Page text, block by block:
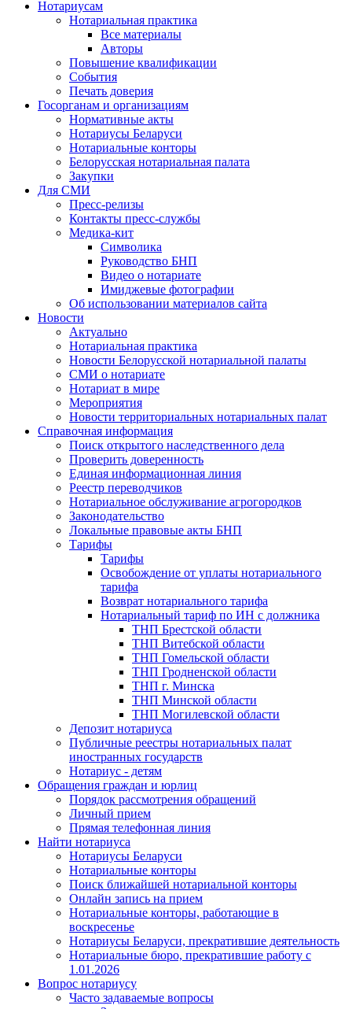
Нотариусам
Нотариальная практика
Все материалы
Авторы
Повышение квалификации
События
Печать доверия
Госорганам и организациям
Нормативные акты
Нотариусы Беларуси
Нотариальные конторы
Белорусская нотариальная палата
Закупки
Для СМИ
Пресс-релизы
Контакты пресс-службы
Медика-кит
Символика
Руководство БНП
Видео о нотариате
Имиджевые фотографии
Об использовании материалов сайта
Новости
Актуально
Нотариальная практика
Новости Белорусской нотариальной палаты
СМИ о нотариате
Нотариат в мире
Мероприятия
Новости территориальных нотариальных палат
Справочная информация
Поиск открытого наследственного дела
Проверить доверенность
Единая информационная линия
Реестр переводчиков
Нотариальное обслуживание агрогородков
Законодательство
Локальные правовые акты БНП
Тарифы
Тарифы
Освобождение от уплаты нотариального
тарифа
Возврат нотариального тарифа
Нотариальный тариф по ИН с должника
ТНП Брестской области
ТНП Витебской области
ТНП Гомельской области
ТНП Гродненской области
ТНП г. Минска
ТНП Минской области
ТНП Могилевской области
Депозит нотариуса
Публичные реестры нотариальных палат
иностранных государств
Нотариус - детям
Обращения граждан и юрлиц
Порядок рассмотрения обращений
Личный прием
Прямая телефонная линия
Найти нотариуса
Нотариусы Беларуси
Нотариальные конторы
Поиск ближайшей нотариальной конторы
Онлайн запись на прием
Нотариальные конторы, работающие в
воскресенье
Нотариусы Беларуси, прекратившие деятельность
Нотариальные бюро, прекратившие работу с
1.01.2026
Вопрос нотариусу
Часто задаваемые вопросы